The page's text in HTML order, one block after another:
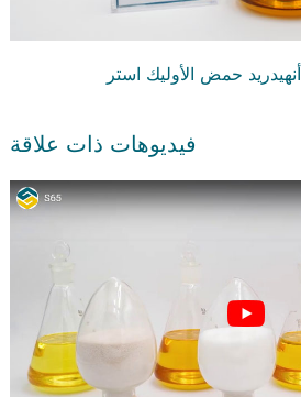
حمض الأوليك استر
فيديوهات ذات علاقة